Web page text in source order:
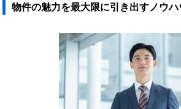
物件の魅力を最大限に引き出すノウハ